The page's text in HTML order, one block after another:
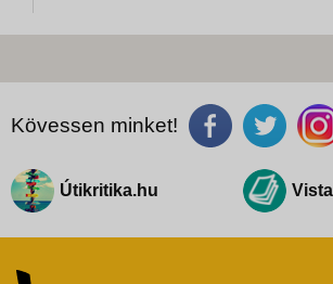
Kövessen minket!
Útikritika.hu